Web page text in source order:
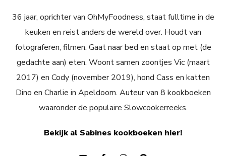
36 jaar, oprichter van OhMyFoodness, staat fulltime in de
keuken en reist anders de wereld over. Houdt van
fotograferen, filmen. Gaat naar bed en staat op met (de
gedachte aan) eten. Woont samen zoontjes Vic (maart
2017) en Cody (november 2019), hond Cass en katten
Dino en Charlie in Apeldoorn. Auteur van 8 kookboeken
waaronder de populaire Slowcookerreeks.
Bekijk al Sabines kookboeken hier!